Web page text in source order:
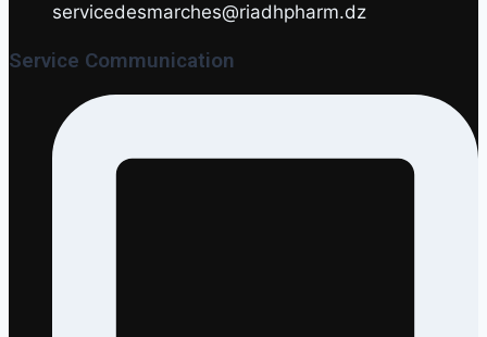
servicedesmarches@riadhpharm.dz
Service Communication